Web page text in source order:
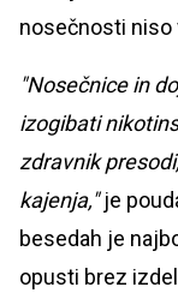
nosečnosti niso
"Nosečnice in
izogibati
zdravnik
kajenja,"je
besedah je
opusti brez